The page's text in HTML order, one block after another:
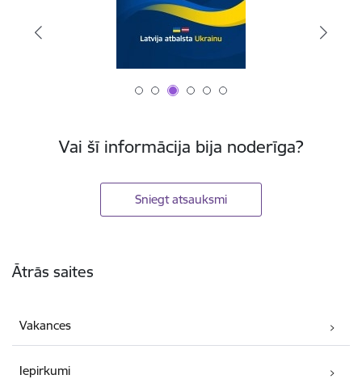
Vai šī informācija bija noderīga?
Sniegt atsauksmi
Ātrās saites
Vakances
Iepirkumi